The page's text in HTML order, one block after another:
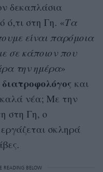
δεκαπλάσια
ό,τι στη Γη. «Τα
είναι παρόμοια
σε κάποιον που
την ημέρα»
διατροφολόγος και
νέα; Με την
στη Γη, ο
σκληρά
READING BELOW